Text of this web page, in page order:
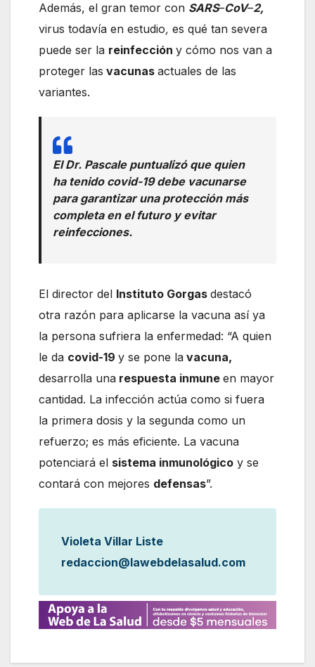
Además, el gran temor con SARS–CoV–2,
virus todavía en estudio, es qué tan severa
puede ser la reinfección y cómo nos van a
proteger las vacunas actuales de las
variantes.
El Dr. Pascale puntualizó que quien
ha tenido covid-19 debe vacunarse
para garantizar una protección más
completa en el futuro y evitar
reinfecciones.
El director del Instituto Gorgas destacó
otra razón para aplicarse la vacuna así ya
la persona sufriera la enfermedad: “A quien
le da covid-19 y se pone la vacuna,
desarrolla una respuesta inmune en mayor
cantidad. La infección actúa como si fuera
la primera dosis y la segunda como un
refuerzo; es más eficiente. La vacuna
potenciará el sistema inmunológico y se
contará con mejores defensas”.
Violeta Villar Liste
redaccion@lawebdelasalud.com